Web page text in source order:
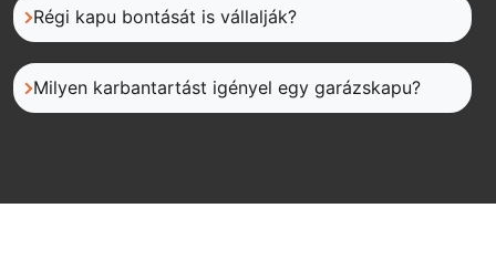
Régi kapu bontását is vállalják?
Milyen karbantartást igényel egy garázskapu?